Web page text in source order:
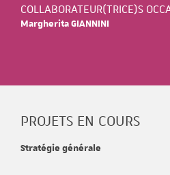
COLLABORATEUR(TRICE)S
Margherita GIANNINI
PROJETS EN COURS
Stratégie générale